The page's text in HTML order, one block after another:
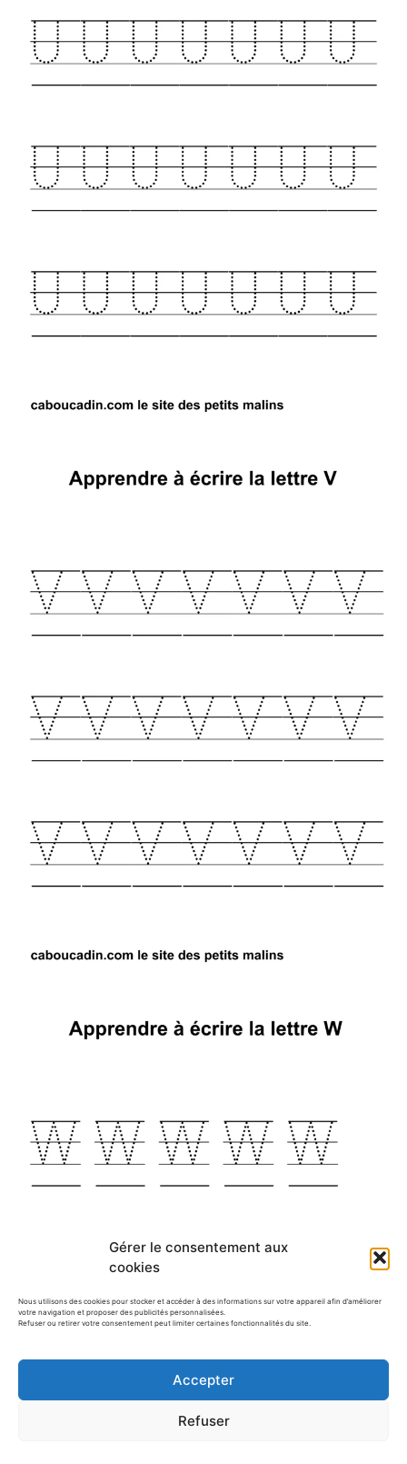
Gérer le consentement aux
cookies
Nous utilisons des cookies pour stocker et accéder à des informations sur votre appareil afin d’améliorer
votre navigation et proposer des publicités personnalisées.
Refuser ou retirer votre consentement peut limiter certaines fonctionnalités du site.
Accepter
Refuser